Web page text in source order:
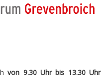
von 9.30 Uhr bis 13.30 Uhr